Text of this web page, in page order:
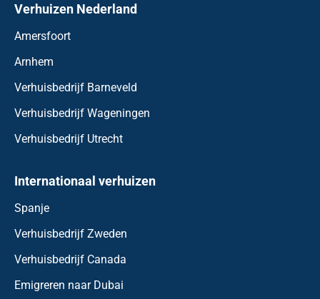
Verhuizen Nederland
Amersfoort
Arnhem
Verhuisbedrijf Barneveld
Verhuisbedrijf Wageningen
Verhuisbedrijf Utrecht
Internationaal verhuizen
Spanje
Verhuisbedrijf Zweden
Verhuisbedrijf Canada
Emigreren naar Dubai